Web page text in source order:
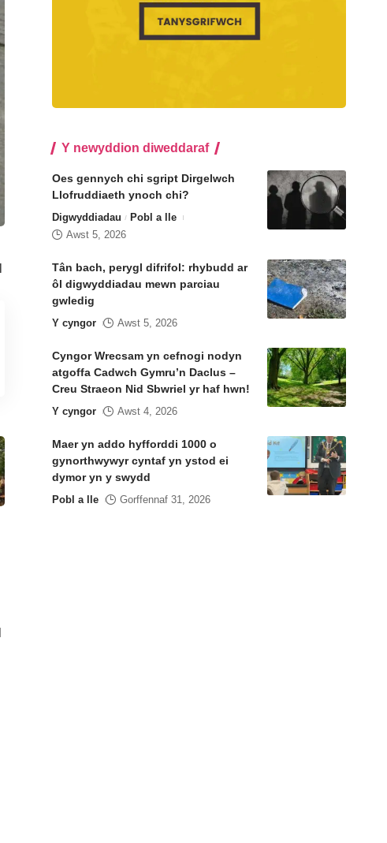
Y newyddion diweddaraf
Oes gennych chi sgript Dirgelwch
Llofruddiaeth ynoch chi?
Digwyddiadau
Pobl a lle
Awst 5, 2026
Tân bach, perygl difrifol: rhybudd ar
ôl digwyddiadau mewn parciau
gwledig
Y cyngor Awst 5, 2026
Cyngor Wrecsam yn cefnogi nodyn
atgoffa Cadwch Gymru’n Daclus –
Creu Straeon Nid Sbwriel yr haf hwn!
Y cyngor Awst 4, 2026
Maer yn addo hyfforddi 1000 o
gynorthwywyr cyntaf yn ystod ei
dymor yn y swydd
Pobl a lle Gorffennaf 31, 2026